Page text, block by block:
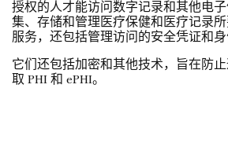
授权的人才能访问数字记录和其他电
集、存储和管理医疗保健和医疗记录
服务，还包括管理访问的安全凭证和身
它们还包括加密和其他技术，旨在防
取 PHI 和 ePHI。